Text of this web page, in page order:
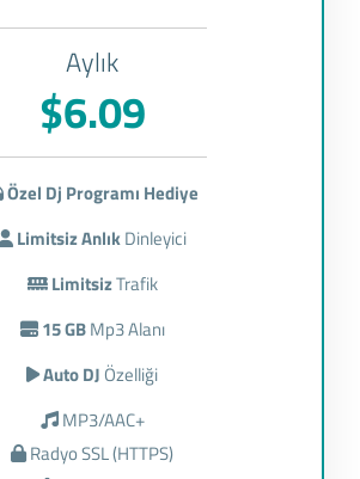
Aylık
$6.09
Özel Dj Programı Hediye
Limitsiz AnlıkDinleyici
LimitsizTrafik
15 GBMp3 Alanı
Auto DJ Özelliği
MP3/AAC+
Radyo SSL (HTTPS)